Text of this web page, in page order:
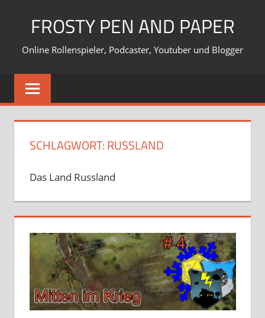
FROSTY PEN AND PAPER
Online Rollenspieler, Podcaster, Youtuber und Blogger
SCHLAGWORT:RUSSLAND
Das Land Russland